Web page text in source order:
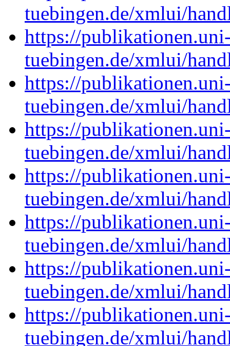
tuebingen.de/xmlui/
https://
tuebingen.de/xmlui/
https://
tuebingen.de/xmlui/
https://
tuebingen.de/xmlui/
https://
tuebingen.de/xmlui/
https://
tuebingen.de/xmlui/
https://
tuebingen.de/xmlui/
https://
tuebingen.de/xmlui/